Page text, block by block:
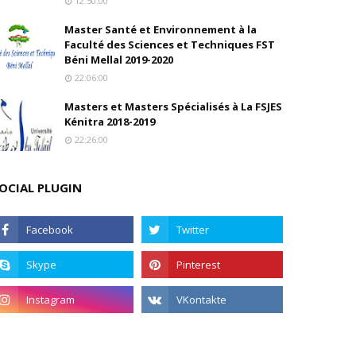
Master Santé et Environnement à la
Faculté des Sciences et Techniques FST
Béni Mellal 2019-2020
22:06:00
Masters et Masters Spécialisés à La FSJES
Kénitra 2018-2019
22:26:00
PLUGIN